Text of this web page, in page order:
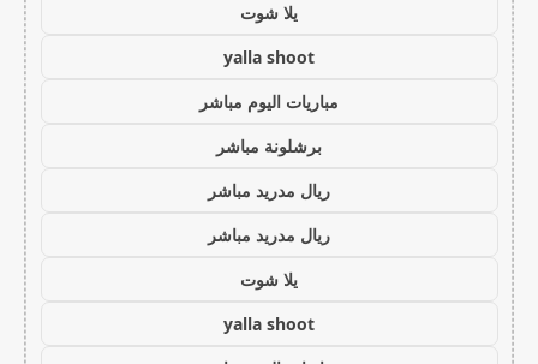
يلا شوت
yalla shoot
مباريات اليوم مباشر
برشلونة مباشر
ريال مدريد مباشر
ريال مدريد مباشر
يلا شوت
yalla shoot